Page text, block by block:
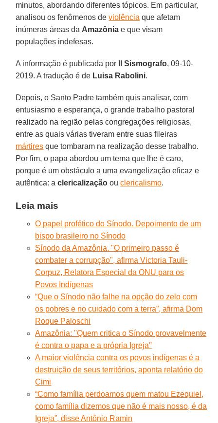
minutos, abordando diferentes tópicos. Em particular,
analisou os fenômenos deviolência que afetam
inúmeras áreas da Amazônia e que visam
populações indefesas.
A informação é publicada por Il Sismografo, 09-10-
2019. A tradução é de Luisa Rabolini.
Depois, o Santo Padre também quis analisar, com
entusiasmo e esperança, o grande trabalho pastoral
realizado na região pelas congregações religiosas,
entre as quais várias tiveram entre suas fileiras
mártires que tombaram na realização desse trabalho.
Por fim, o papa abordou um tema que lhe é caro,
porque é um obstáculo a uma evangelização eficaz e
autêntica: aclericalização ouclericalismo.
Leia mais
O papel profético do Sínodo. Depoimento de um
bispo brasileiro no Sínodo
Sínodo da Amazônia. "O primeiro passo é
combater a corrupção", afirma Victoria Tauli-
Corpuz, Relatora Especial da ONU para os
Povos Indígenas
“Que o Sínodo não falhe na opção do zelo com
os pobres e no cuidado com a terra”, afirma Dom
Roque Paloschi
Amazônia: ''Quem critica o Sínodo provavelmente
é contra o papa e a própria Igreja''
A maior violência contra os povos indígenas é a
destruição de seus territórios, aponta relatório do
Cimi
“Como família perdoamos quem matou Ezequiel,
como família dizemos que não é mais nosso, é da
Igreja”, disse Antônio Ramin